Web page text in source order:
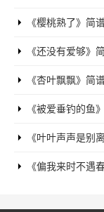
《樱桃熟了》简
《还没有爱够》
《杏叶飘飘》简
《被爱垂钓的鱼
《叶叶声声是别
《偏我来时不遇